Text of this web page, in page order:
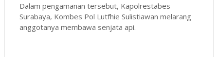
Dalam pengamanan tersebut, Kapolrestabes
Surabaya, Kombes Pol Lutfhie Sulistiawan melarang
anggotanya membawa senjata api.